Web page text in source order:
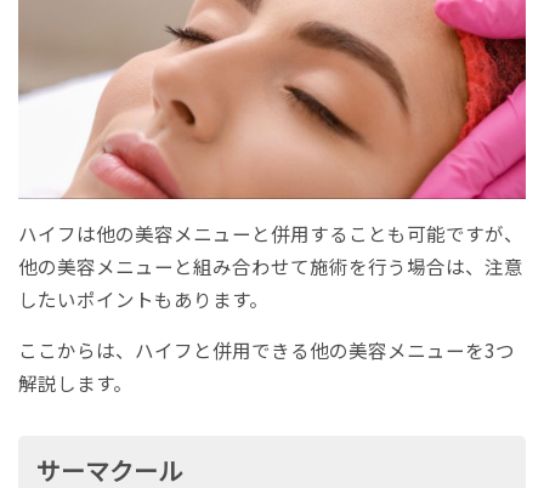
ハイフは他の美容メニューと併用することも可能ですが、
他の美容メニューと組み合わせて施術を行う場合は、注意
したいポイントもあります。
ここからは、ハイフと併用できる他の美容メニューを3つ
解説します。
サーマクール